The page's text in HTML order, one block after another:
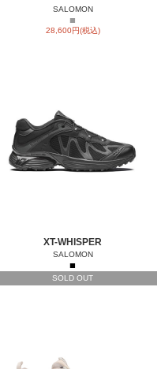
SALOMON
■
28,600円(税込)
XT-WHISPER
SALOMON
■
SOLD OUT